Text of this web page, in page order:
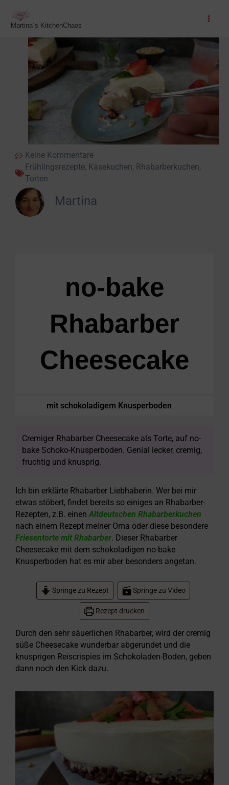
Inhalt
springen
Martina´s KitchenChaos
Keine Kommentare
Frühlingsrezepte, Käsekuchen, Rhabarberkuchen,
Torten
Martina
no-bake
Rhabarber
Cheesecake
mit schokoladigem Knusperboden
Cremiger Rhabarber Cheesecake als Torte, auf no-
bake Schoko-Knusperboden. Genial lecker, cremig,
fruchtig und knusprig.
Ich bin erklärte Rhabarber Liebhaberin. Wer bei mir
etwas stöbert, findet bereits so einiges an Rhabarber-
Rezepten, z.B. einenAltdeutschen Rhabarberkuchen
nach einem Rezept meiner Oma oder diese besondere
Friesentorte mit Rhabarber. Dieser Rhabarber
Cheesecake mit dem schokoladigen no-bake
Knusperboden hat es mir aber besonders angetan.
Springe zu Rezept Springe zu Video
Rezept drucken
Durch den sehr säuerlichen Rhabarber, wird der cremig
süße Cheesecake wunderbar abgerundet und die
knusprigen Reiscrispies im Schokoladen-Boden, geben
dann noch den Kick dazu.